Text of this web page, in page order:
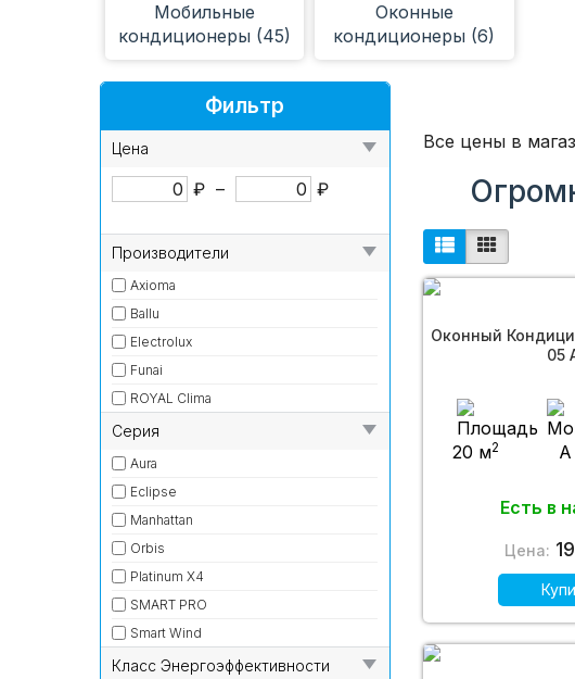
Мобильные
кондиционеры (45)
Оконные
кондиционеры (6)
Фильтр
Цена
₽ – ₽
Производители
Axioma
Ballu
Electrolux
Funai
ROYAL Clima
Cерия
Aura
Eclipse
Manhattan
Orbis
Platinum X4
SMART PRO
Smart Wind
Класс Энергоэффективности
Все цены в
Оконный
05
20 м2 A
Есть в
Цена: